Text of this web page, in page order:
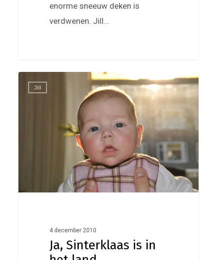
enorme sneeuw deken is
verdwenen. Jill…
Sinterklaas
Jill
4 december 2010
Ja, Sinterklaas is in
0